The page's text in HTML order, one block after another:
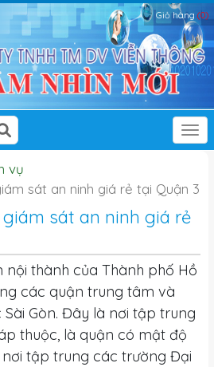
Giỏ hàng (0)
vụ
sát an ninh giá rẻ tại Quận 3
sát an ninh giá rẻ
nội thành của Thành phố Hồ
các quận trung tâm và
Gòn. Đây là nơi tập trung
thuộc, là quận có mật độ
tập trung các trường Đại